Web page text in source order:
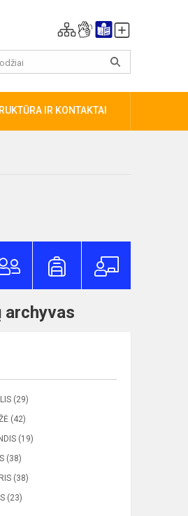
IR KONTAKTAI
archyvas
(29)
(42)
(19)
(38)
(38)
(23)